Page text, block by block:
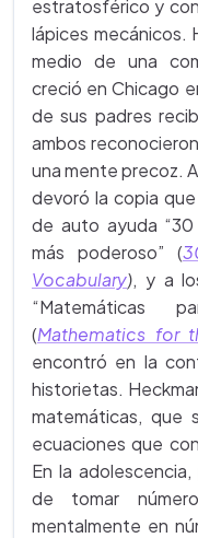
estratosférico y
lápices mecánicos.
medio de una
creció en Chicago
de sus padres
ambos
una mente precoz.
devoró la copia
de auto ayuda “30
más poderoso” (
Vocabulary), y a
“Matemáticas
(Mathematics for
encontró en la
historietas.
matemáticas, que
ecuaciones que
En la
de tomar
mentalmente en